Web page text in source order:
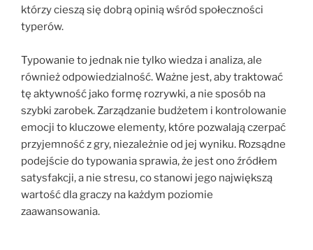
którzy cieszą się dobrą opinią wśród społeczności
typerów.
Typowanie to jednak nie tylko wiedza i analiza, ale
również odpowiedzialność. Ważne jest, aby traktować
tę aktywność jako formę rozrywki, a nie sposób na
szybki zarobek. Zarządzanie budżetem i kontrolowanie
emocji to kluczowe elementy, które pozwalają czerpać
przyjemność z gry, niezależnie od jej wyniku. Rozsądne
podejście do typowania sprawia, że jest ono źródłem
satysfakcji, a nie stresu, co stanowi jego największą
wartość dla graczy na każdym poziomie
zaawansowania.